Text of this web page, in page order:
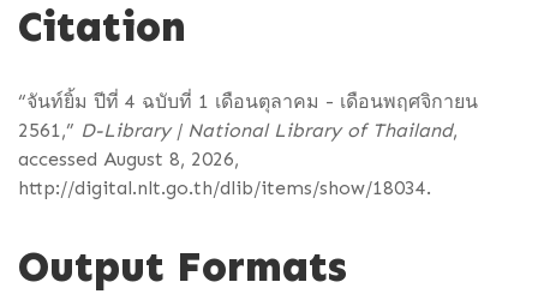
Citation
“จันท์ยิ้ม ปีที่ 4 ฉบับที่ 1 เดือนตุลาคม - เดือนพฤศจิกายน
2561,” D-Library | National Library of Thailand,
accessed August 8, 2026,
http://digital.nlt.go.th/dlib/items/show/18034.
Output Formats